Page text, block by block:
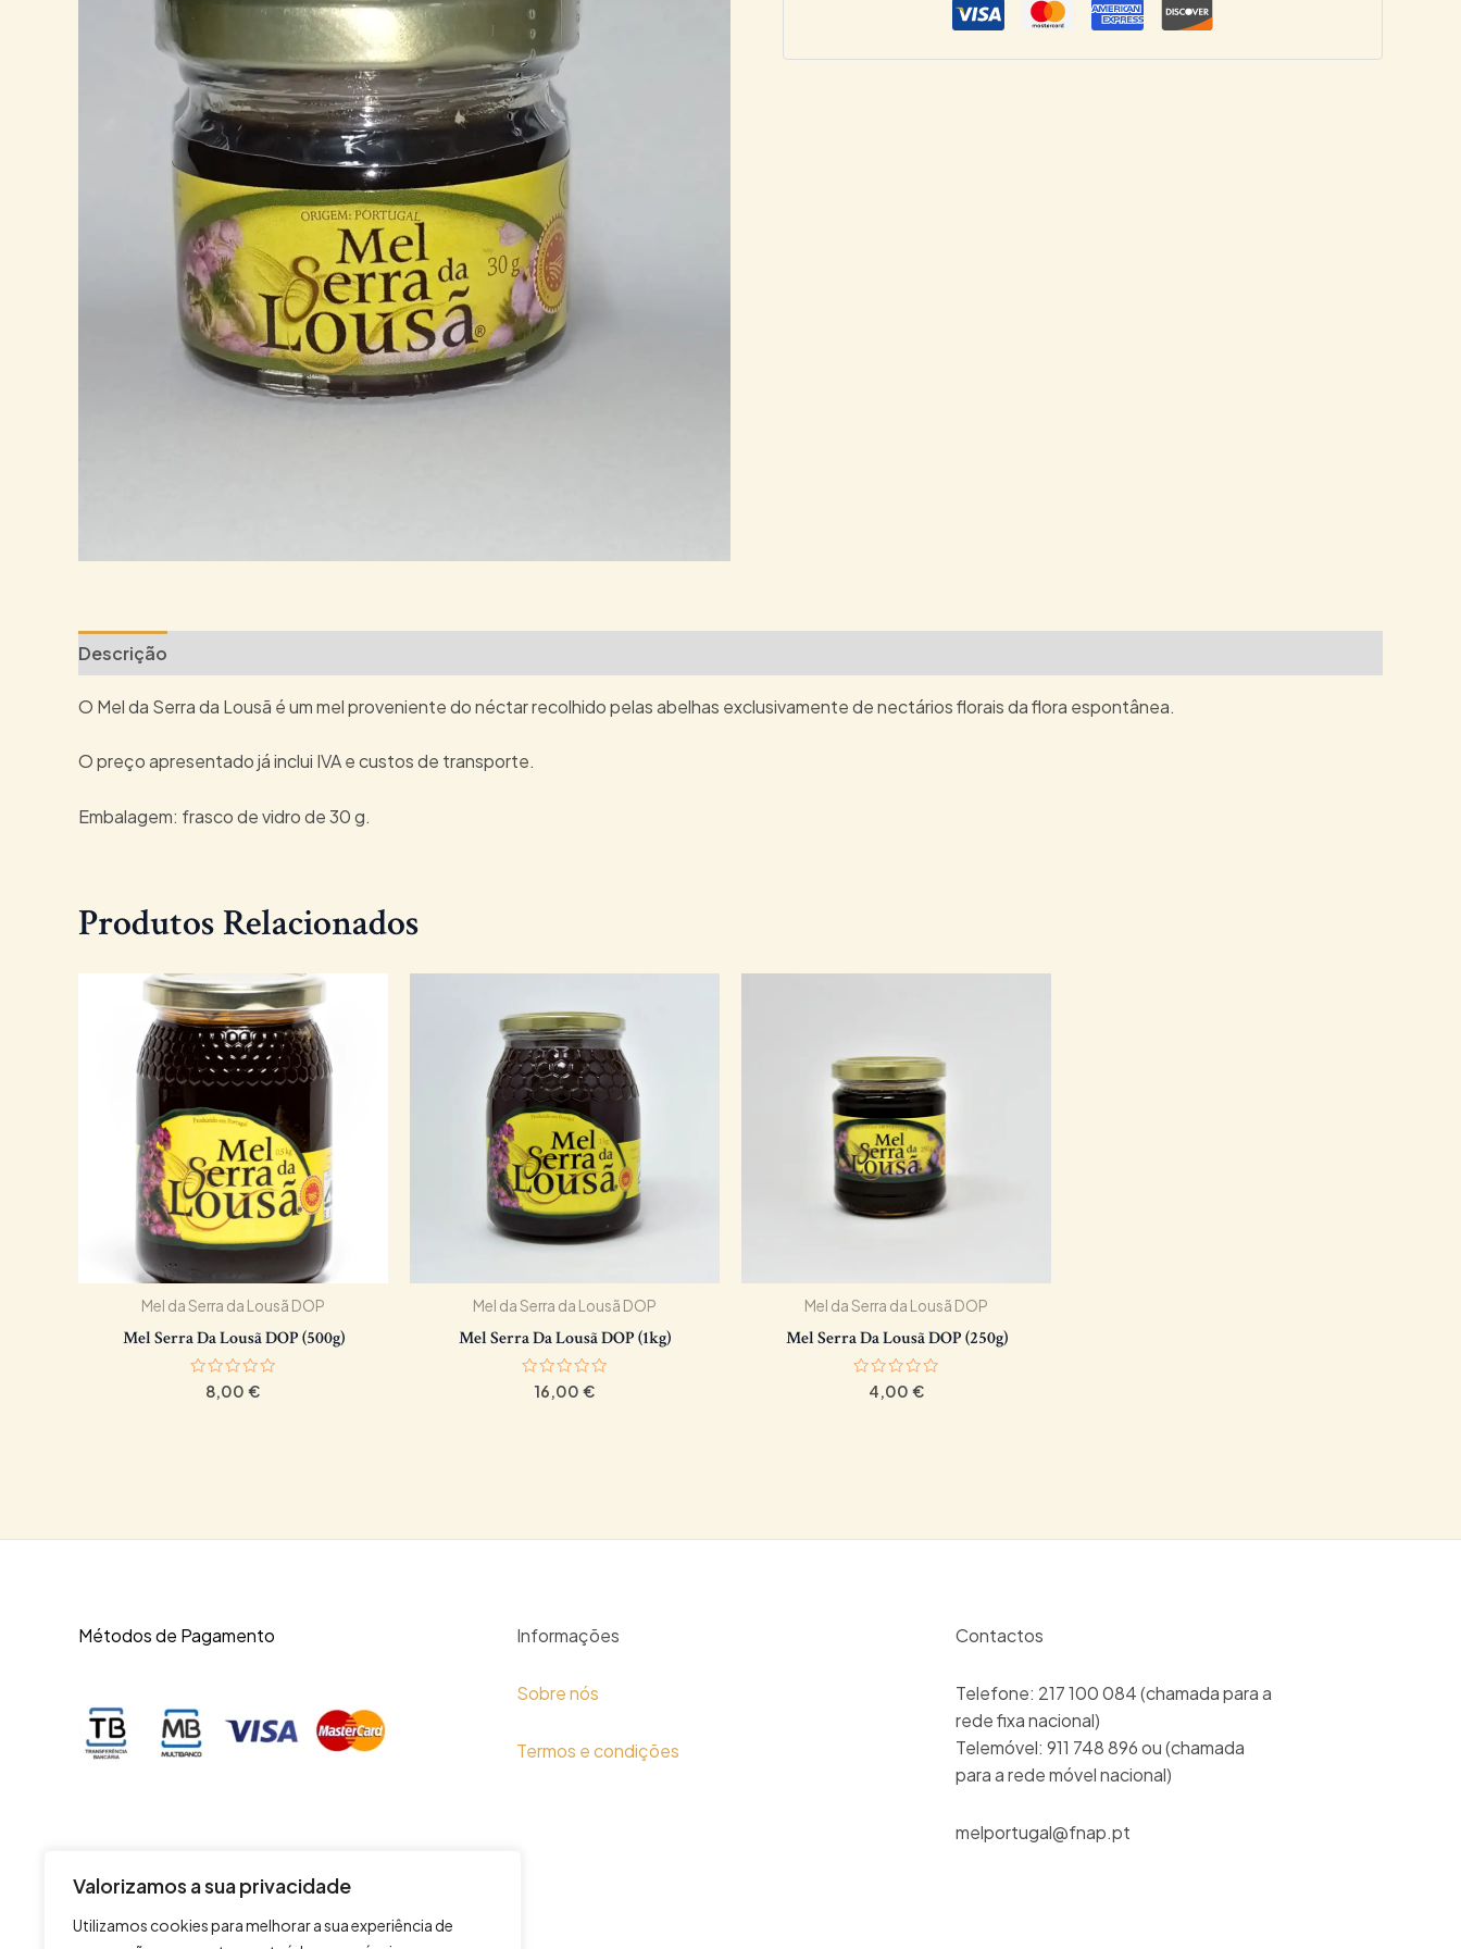
Valorizamos a sua privacidade
Utilizamos cookies para melhorar a sua experiência de
Descrição
O Mel da Serra da Lousã é um mel proveniente do néctar recolhido pelas abelhas exclusivamente de nectários florais da flora espontânea.
O preço apresentado já inclui IVA e custos de transporte.
Embalagem: frasco de vidro de 30 g.
Produtos Relacionados
Mel da Serra da Lousã DOP
Mel Serra Da Lousã DOP (500g)
Avaliação
8,00 €
Mel da Serra da Lousã DOP
Mel Serra Da Lousã DOP (1kg)
Avaliação
16,00 €
Mel da Serra da Lousã DOP
Mel Serra Da Lousã DOP (250g)
Avaliação
4,00 €
Métodos de Pagamento Informações
Sobre nós
Termos e condições
Contactos
Telefone: 217 100 084 (chamada para a
rede fixa nacional)
Telemóvel: 911 748 896 ou (chamada
para a rede móvel nacional)
melportugal@fnap.pt